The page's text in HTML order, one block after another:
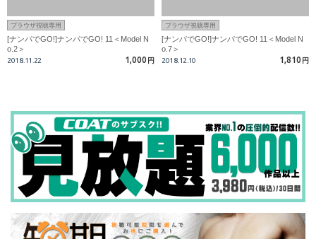
ブラウザ視聴専用
[ナンパでGO!]ナンパでGO! 11＜Model N
o.2＞
2018.11.22 1,000 円
ブラウザ視聴専用
[ナンパでGO!]ナンパでGO! 11＜Model N
o.7＞
2018.12.10 1,810 円